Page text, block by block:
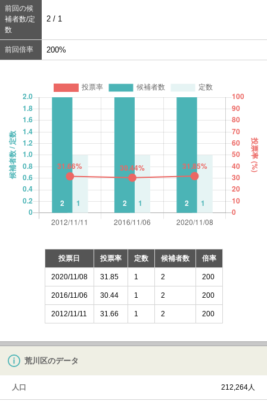
前回の候
補者数/定
数
2 / 1
前回倍率 200%
投票日 投票率 定数 候補者数 倍率
2020/11/08 31.85 1 2 200
2016/11/06 30.44 1 2 200
2012/11/11 31.66 1 2 200
荒川区のデータ
人口 212,264人